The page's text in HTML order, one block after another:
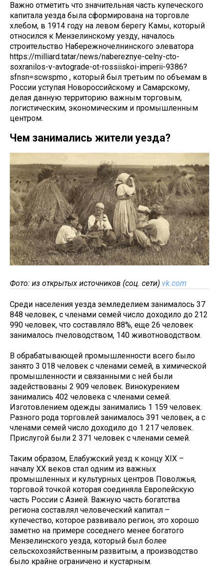
Важно отметить что значительная часть купеческого
капитала уезда была сформирована на торговле
хлебом, в 1914 году на левом берегу Камы, который
относился к Мензелинскому уезду, началось
строительство Набережночелнинского элеватора
https://milliard.tatar/news/nabereznye-celny-cto-
soxranilos-v-avtograde-ot-rossiiskoi-imperii-9386?
sfnsn=scwspmo , который был третьим по объемам в
России уступая Новороссийскому и Самарскому,
делая данную территорию важным торговым,
логистическим, экономическим и промышленным
центром.
Чем занимались жители уезда?
Фото: из открытых источников (соц. сети) vk.com
Среди населения уезда земледелием занималось 37
848 человек, с членами семей число доходило до 212
990 человек, что составляло 88%, еще 26 человек
занималось пчеловодством, 140 животноводством.
В обрабатывающей промышленности всего было
занято 3 018 человек с членами семей, в химической
промышленности и связанными с ней были
задействованы 2 909 человек. Винокурением
занимались 402 человека с членами семей.
Изготовлением одежды занимались 1 159 человек.
Разного рода торговлей занималось 391 человек, а с
членами семей число доходило до 1 217 человек.
Прислугой были 2 371 человек с членами семей.
Таким образом, Елабужский уезд к концу XIX –
началу XX веков стал одним из важных
промышленных и культурных центров Поволжья,
торговой точкой которая соединяла Европейскую
часть России с Азией. Важную часть богатства
региона составлял человеческий капитал –
купечество, которое развивало регион, это хорошо
заметно на примере соседнего менее богатого
Мензелинского уезда, который был более
сельскохозяйственным развитым, а производство
было крайне ограничено и кустарным.